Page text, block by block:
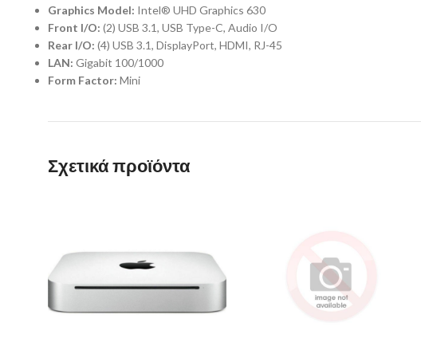
Graphics Model: Intel® UHD Graphics 630
Front I/O: (2) USB 3.1, USB Type-C, Audio I/O
Rear I/O: (4) USB 3.1, DisplayPort, HDMI, RJ-45
LAN: Gigabit 100/1000
Form Factor: Mini
Σχετικά προϊόντα